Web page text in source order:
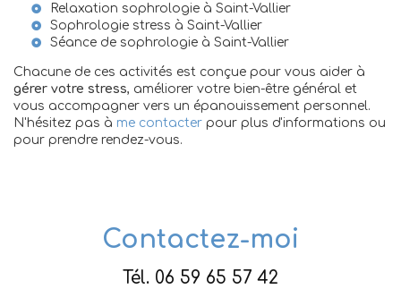
Relaxation sophrologie à Saint-Vallier
Sophrologie stress à Saint-Vallier
Séance de sophrologie à Saint-Vallier
Chacune de ces activités est conçue pour vous aider à
gérer votre stress, améliorer votre bien-être général et
vous accompagner vers un épanouissement personnel.
N'hésitez pas à me contacter pour plus d'informations ou
pour prendre rendez-vous.
Contactez-moi
Tél. 06 59 65 57 42